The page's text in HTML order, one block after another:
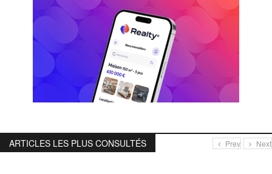
ARTICLES LES PLUS CONSULTÉS Prev Next